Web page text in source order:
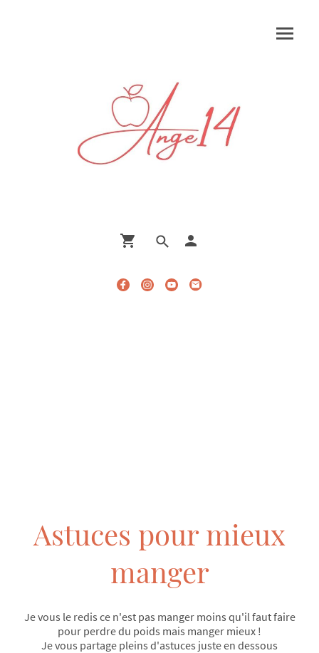
Astuces pour mieux
manger
Je vous le redis ce n'est pas manger moins qu'il faut faire
pour perdre du poids mais manger mieux !
Je vous partage pleins d'astuces juste en dessous